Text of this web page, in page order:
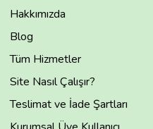
Hakkımızda
Blog
Tüm Hizmetler
Site Nasıl Çalışır?
Teslimat ve İade Şartları